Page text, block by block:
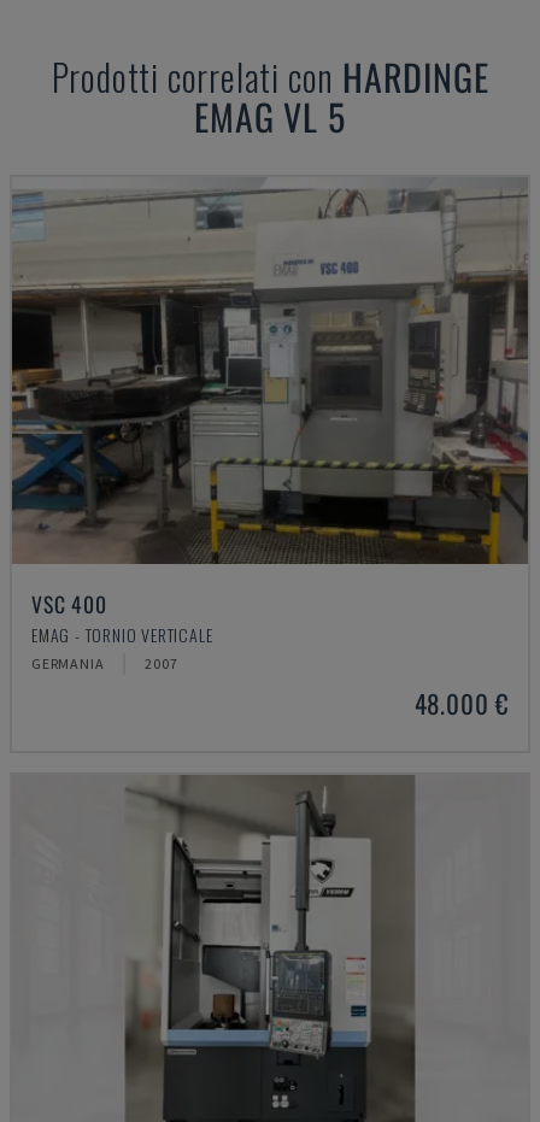
Prodotti correlati con HARDINGE
EMAG VL 5
VSC 400
EMAG - TORNIO VERTICALE
GERMANIA 2007
48.000 €